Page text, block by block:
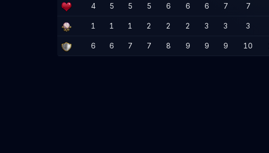
4 5 5 5 6 6 6 7 7
1 1 1 2 2 2 3 3 3
6 6 7 7 8 9 9 9 10